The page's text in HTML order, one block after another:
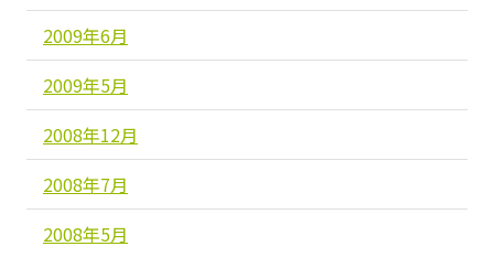
2009年6月
2009年5月
2008年12月
2008年7月
2008年5月